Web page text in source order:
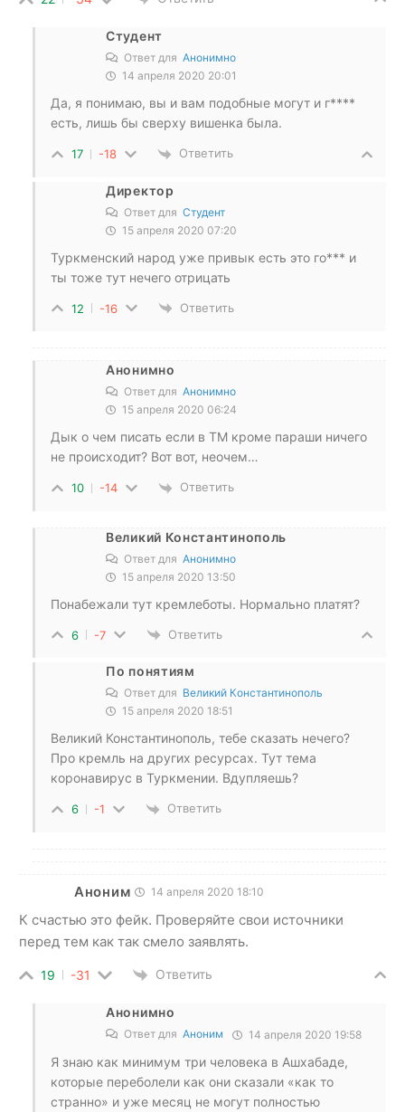
Студент
Ответ для Анонимно
14 апреля 2020 20:01
Да, я понимаю, вы и вам подобные могут и г****
есть, лишь бы сверху вишенка была.
17 -18 Ответить
Директор
Ответ для Студент
15 апреля 2020 07:20
Туркменский народ уже привык есть это го*** и
ты тоже тут нечего отрицать
12 -16 Ответить
Анонимно
Ответ для Анонимно
15 апреля 2020 06:24
Дык о чем писать если в ТМ кроме параши ничего
не происходит? Вот вот, неочем…
10 -14 Ответить
Великий Константинополь
Ответ для Анонимно
15 апреля 2020 13:50
Понабежали тут кремлеботы. Нормально платят?
6 -7 Ответить
По понятиям
Ответ для Великий Константинополь
15 апреля 2020 18:51
Великий Константинополь, тебе сказать нечего?
Про кремль на других ресурсах. Тут тема
коронавирус в Туркмении. Вдупляешь?
6 -1 Ответить
Аноним 14 апреля 2020 18:10
К счастью это фейк. Проверяйте свои источники
перед тем как так смело заявлять.
19 -31 Ответить
Анонимно
Ответ для Аноним 14 апреля 2020 19:58
Я знаю как минимум три человека в Ашхабаде,
которые переболели как они сказали «как то
странно» и уже месяц не могут полностью